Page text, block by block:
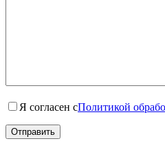
Я согласен сПолитикой